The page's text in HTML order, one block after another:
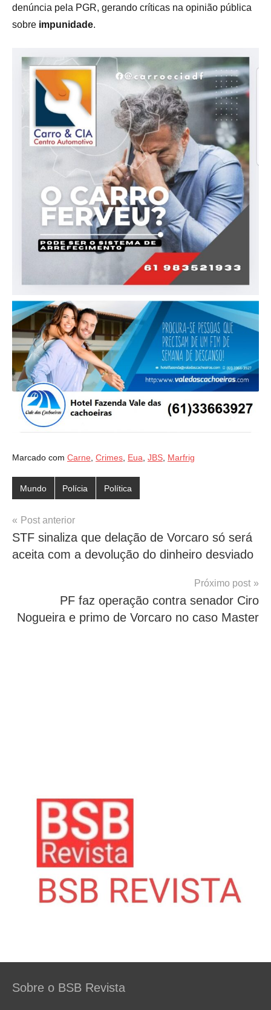
denúncia pela PGR, gerando críticas na opinião pública
sobre impunidade.
Marcado com Carne Crimes Eua JBS Marfrig
Mundo Polícia Política
Navegação
de
Post
Post anterior
STF sinaliza que delação de Vorcaro só será
aceita com a devolução do dinheiro desviado
Próximo post
PF faz operação contra senador Ciro
Nogueira e primo de Vorcaro no caso Master
Sobre o BSB Revista